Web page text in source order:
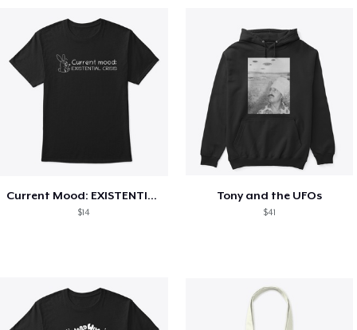
Current Mood: EXISTENTIAL CRISIS
$14
Tony and the UFOs
$41